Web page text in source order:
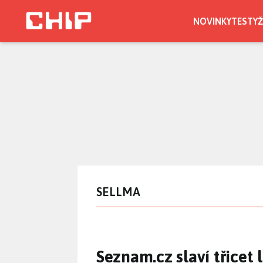
NOVINKYTESTY
SELLMA
Seznam.cz slaví třicet
Seznam.cz slaví třicet